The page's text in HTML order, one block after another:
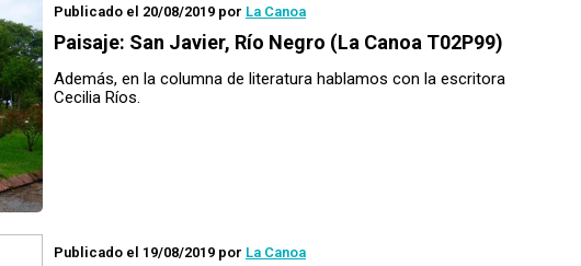
Publicado el 20/08/2019 por La Canoa
Paisaje: San Javier, Río Negro (La Canoa T02P99)
Además, en la columna de literatura hablamos con la escritora
Cecilia Ríos.
Publicado el 19/08/2019 por La Canoa